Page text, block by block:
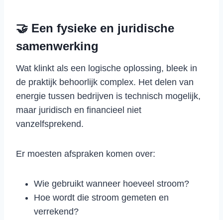
🤝 Een fysieke en juridische
samenwerking
Wat klinkt als een logische oplossing, bleek in
de praktijk behoorlijk complex. Het delen van
energie tussen bedrijven is technisch mogelijk,
maar juridisch en financieel niet
vanzelfsprekend.
Er moesten afspraken komen over:
Wie gebruikt wanneer hoeveel stroom?
Hoe wordt die stroom gemeten en
verrekend?